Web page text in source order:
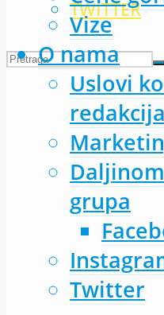
TWITTER
Vize
O nama
Uslovi
redakcija
grupa
Twitter